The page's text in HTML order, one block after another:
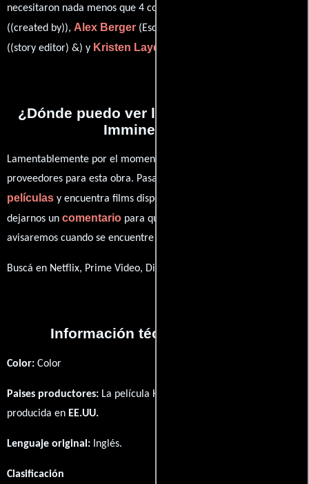
necesitaron nada menos que 4 colaboraciones.
((created by)), Alex Berger (Escrito por),
((story editor) &) y Kristen Layden
¿Dónde puedo ver la series Hero Fears
Imminent Rot?
Lamentablemente por el momento no contamos con enlaces a
proveedores para esta obra. Pasa por nuestro catálogo de
películas y encuentra films disponibles. También puedes
dejarnos un comentario para que le demos prioridad y te
avisaremos cuando se encuentre disponible
Buscá en Netflix, Prime Video, Disney+
Información técnica y general
Color: Color
Paises productores: La película Hero Fears Imminent Rot fué
producida en EE.UU.
Lenguaje original: Inglés.
Clasificación